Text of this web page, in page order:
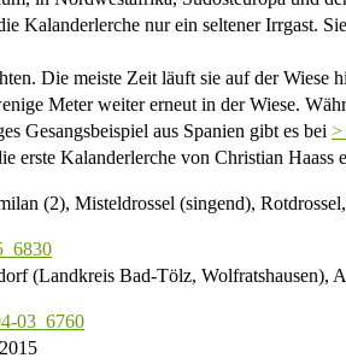
Kalanderlerche nur ein seltener Irrgast.
Die meiste Zeit läuft sie auf der
Meter weiter erneut in der Wiese.
Gesangsbeispiel aus Spanien gibt es bei >
erste Kalanderlerche von Christian Haass
(2), Misteldrossel (singend),
(Landkreis Bad-Tölz, Wolfratshausen),